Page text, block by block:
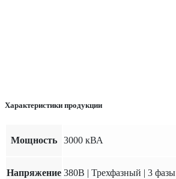
Характеристики продукции
Мощность 3000 кВА
Напряжение 380В | Трехфазный | 3 фазы